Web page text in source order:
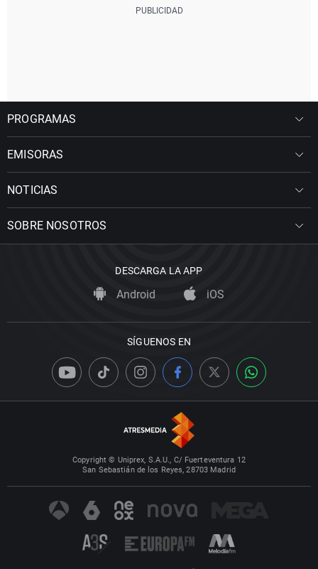
PROGRAMAS
EMISORAS
NOTICIAS
SOBRE NOSOTROS
DESCARGA LA APP
Android iOS
SÍGUENOS EN
Copyright © Uniprex, S.A.U., C/ Fuerteventura 12
San Sebastián de los Reyes, 28703 Madrid